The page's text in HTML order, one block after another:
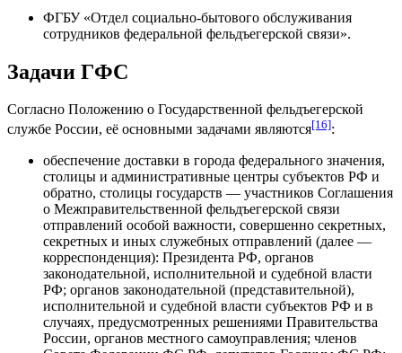
ФГБУ «Отдел социально-бытового обслуживания
сотрудников федеральной фельдъегерской связи».
Задачи ГФС
Согласно Положению о Государственной фельдъегерской
службе России, её основными задачами являются[16]:
обеспечение доставки в города федерального значения,
столицы и административные центры субъектов РФ и
обратно, столицы государств — участников Соглашения
о Межправительственной фельдъегерской связи
отправлений особой важности, совершенно секретных,
секретных и иных служебных отправлений (далее —
корреспонденция): Президента РФ, органов
законодательной, исполнительной и судебной власти
РФ; органов законодательной (представительной),
исполнительной и судебной власти субъектов РФ и в
случаях, предусмотренных решениями Правительства
России, органов местного самоуправления; членов